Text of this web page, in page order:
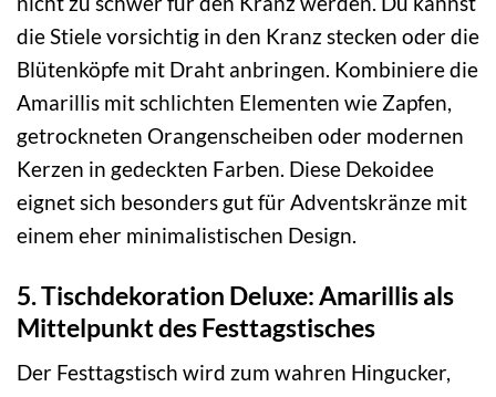
die Stiele vorsichtig in den Kranz stecken oder die
Blütenköpfe mit Draht anbringen. Kombiniere die
Amarillis mit schlichten Elementen wie Zapfen,
getrockneten Orangenscheiben oder modernen
Kerzen in gedeckten Farben. Diese Dekoidee
eignet sich besonders gut für Adventskränze mit
einem eher minimalistischen Design.
5. Tischdekoration Deluxe: Amarillis als
Mittelpunkt des Festtagstisches
Der Festtagstisch wird zum wahren Hingucker,